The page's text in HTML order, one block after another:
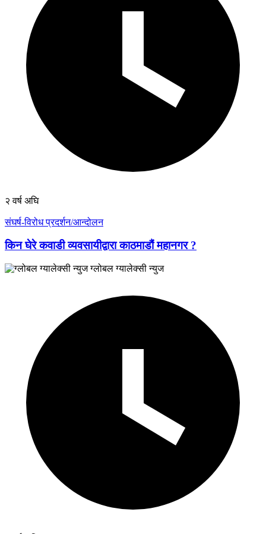
२ वर्ष अघि
संघर्ष-विरोध प्रदर्शन/आन्दोलन
किन घेरे कवाडी व्यवसायीद्वारा काठमाडौं महानगर ?
ग्लोबल ग्यालेक्सी न्युज